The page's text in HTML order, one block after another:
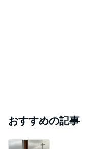
おすすめの記事